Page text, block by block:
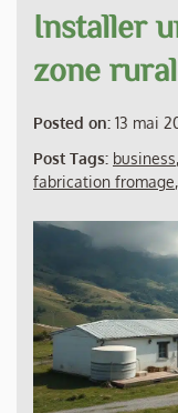
Installer
zone
Posted on: 13 mai
Post Tags: business,
fabrication fromage,